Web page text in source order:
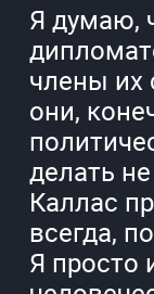
Я думаю,
члены их
они,
делать
Каллас
всегда,
Я просто